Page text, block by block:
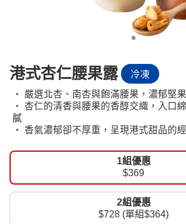
港式杏仁腰果露
冷凍
‧ 嚴選北杏、南杏與飽滿腰果，濃郁堅
‧ 杏仁的清香與腰果的香醇交織，入口
膩
‧ 香氣濃郁卻不厚重，呈現港式甜品的
1組優惠
$369
2組優惠
$728 (單組$364)